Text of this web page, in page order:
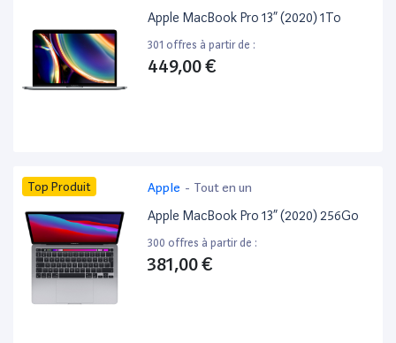
Apple MacBook Pro 13” (2020) 1To
301 offres à partir de :
449,00 €
Top Produit Apple - Tout en un
Apple MacBook Pro 13” (2020) 256Go
300 offres à partir de :
381,00 €